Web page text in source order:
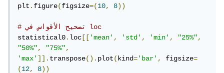
plt.figure(figsize=(10, 8))
# تصحيح الأقواس في loc
statistical0.loc[['mean', 'std', 'min', "25%",
"50%", "75%",
'max']].transpose().plot(kind='bar', figsize=
(12, 8))